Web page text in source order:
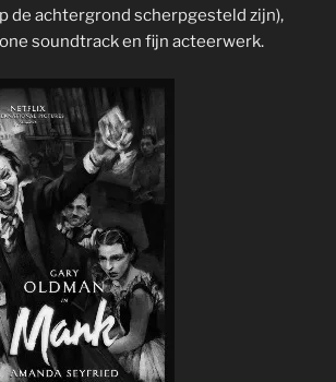
de achtergrond scherpgesteld zijn),
soundtrack en fijn acteerwerk.